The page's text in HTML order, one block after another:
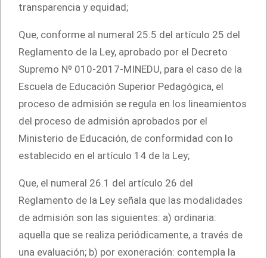
transparencia y equidad;
Que, conforme al numeral 25.5 del artículo 25 del
Reglamento de la Ley, aprobado por el Decreto
Supremo Nº 010-2017-MINEDU, para el caso de la
Escuela de Educación Superior Pedagógica, el
proceso de admisión se regula en los lineamientos
del proceso de admisión aprobados por el
Ministerio de Educación, de conformidad con lo
establecido en el artículo 14 de la Ley;
Que, el numeral 26.1 del artículo 26 del
Reglamento de la Ley señala que las modalidades
de admisión son las siguientes: a) ordinaria:
aquella que se realiza periódicamente, a través de
una evaluación; b) por exoneración: contempla la